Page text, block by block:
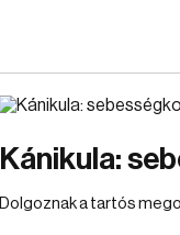
Kánikula:
Dolgoznak a tartós